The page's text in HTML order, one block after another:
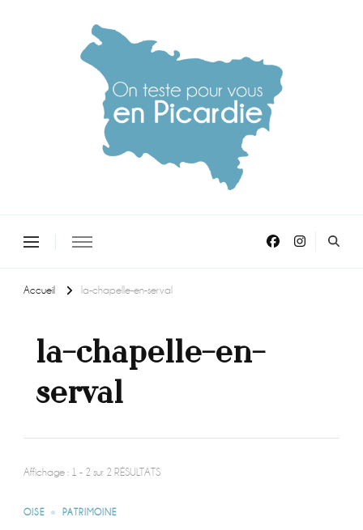
Accueil la-chapelle-en-serval
la-chapelle-en-
serval
Affichage : 1 - 2 sur 2 RÉSULTATS
OISE PATRIMOINE